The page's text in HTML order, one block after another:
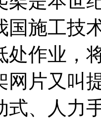
国施工技
处作业，
网片又叫
式、人力